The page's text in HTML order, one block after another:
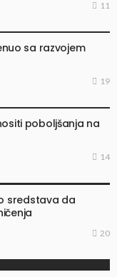
11
sa razvojem
19
poboljšanja na
14
sredstava da
20